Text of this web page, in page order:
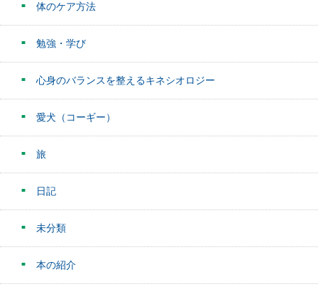
体のケア方法
勉強・学び
心身のバランスを整えるキネシオロジー
愛犬（コーギー）
旅
日記
未分類
本の紹介